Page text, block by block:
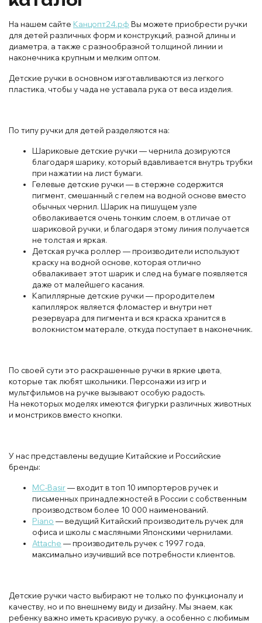
На нашем сайте Канцопт24.рф Вы можете приобрести ручки
для детей различных форм и конструкций, разной длины и
диаметра, а также с разнообразной толщиной линии и
наконечника крупным и мелким оптом.
Детские ручки в основном изготавливаются из легкого
пластика, чтобы у чада не уставала рука от веса изделия.
По типу ручки для детей разделяются на:
Шариковые детские ручки — чернила дозируются
благодаря шарику, который вдавливается внутрь трубки
при нажатии на лист бумаги.
Гелевые детские ручки — в стержне содержится
пигмент, смешанный с гелем на водной основе вместо
обычных чернил. Шарик на пишущем узле
обволакивается очень тонким слоем, в отличае от
шариковой ручки, и благодаря этому линия получается
не толстая и яркая.
Детская ручка роллер — производители используют
краску на водной основе, которая отлично
обвалакивает этот шарик и след на бумаге появляется
даже от малейшего касания.
Капиллярные детские ручки — прородителем
капиллярок является фломастер и внутри нет
резервуара для пигмента и вся краска хранится в
волокнистом матерале, откуда поступает в наконечник.
По своей сути это раскрашенные ручки в яркие цвета,
которые так любят школьники. Персонажи из игр и
мультфильмов на ручке вызывают особую радость.
На некоторых моделях имеются фигурки различных животных
и монстриков вместо кнопки.
У нас представлены ведущие Китайские и Российские
бренды:
MC-Basir— входит в топ 10 импортеров ручек и
письменных принадлежностей в России с собственным
производством более 10 000 наименований.
Piano — ведущий Китайский производитель ручек для
офиса и школы с масляными Японскими чернилами.
Attache — производитель ручек с 1997 года,
максимально изучивший все потребности клиентов.
Детские ручки часто выбирают не только по функционалу и
качеству, но и по внешнему виду и дизайну. Мы знаем, как
ребенку важно иметь красивую ручку, а особенно с любимым